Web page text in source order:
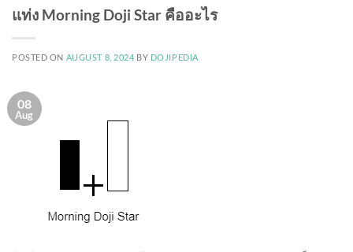
แท่ง Morning Doji Star คืออะไร
POSTED ON AUGUST 8, 2024 BY DOJIPEDIA
08
Aug